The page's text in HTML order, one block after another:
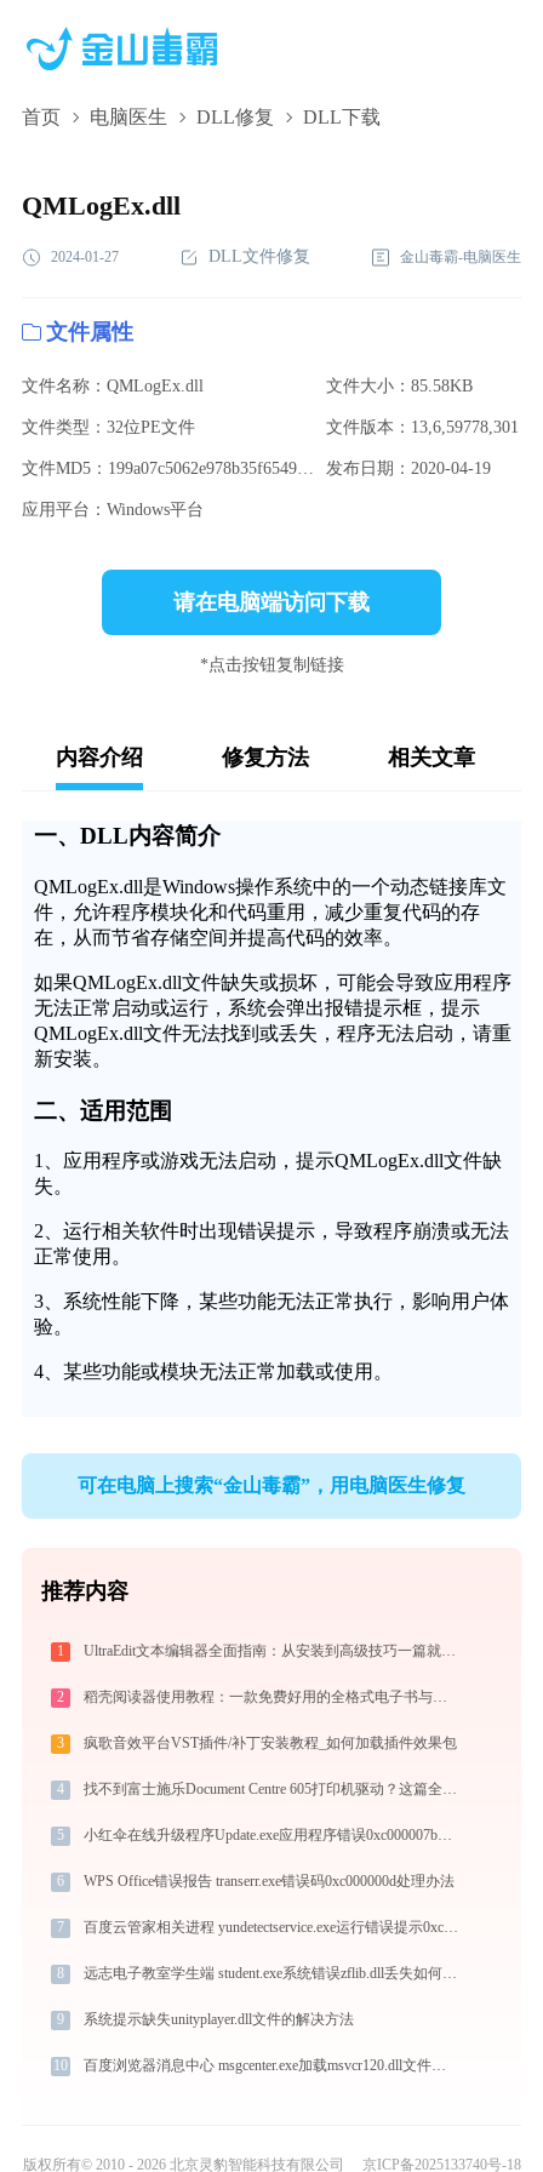
首页 电脑医生 DLL修复 DLL下载
QMLogEx.dll,QMLogEx.dll下载,QMLogEx.dll修复
QMLogEx.dll
2024-01-27 DLL文件修复 金山毒霸-电脑医生
文件属性
文件名称：QMLogEx.dll 文件大小：85.58KB
文件类型：32位PE文件 文件版本：13,6,59778,301
文件MD5：199a07c5062e978b35f6549520b05490 发布日期：2020-04-19
应用平台：Windows平台
请在电脑端访问下载
*点击按钮复制链接
内容介绍 修复方法 相关文章
一、DLL内容简介
QMLogEx.dll是Windows操作系统中的一个动态链接库文
件，允许程序模块化和代码重用，减少重复代码的存
在，从而节省存储空间并提高代码的效率。
如果QMLogEx.dll文件缺失或损坏，可能会导致应用程序
无法正常启动或运行，系统会弹出报错提示框，提示
QMLogEx.dll文件无法找到或丢失，程序无法启动，请重
新安装。
二、适用范围
1、应用程序或游戏无法启动，提示QMLogEx.dll文件缺
失。
2、运行相关软件时出现错误提示，导致程序崩溃或无法
正常使用。
3、系统性能下降，某些功能无法正常执行，影响用户体
验。
4、某些功能或模块无法正常加载或使用。
可在电脑上搜索“金山毒霸”，用电脑医生修复
推荐内容
1 UltraEdit文本编辑器全面指南：从安装到高级技巧一篇就够（附快捷键大全）
2 稻壳阅读器使用教程：一款免费好用的全格式电子书与文档阅读神器
3 疯歌音效平台VST插件/补丁安装教程_如何加载插件效果包
4 找不到富士施乐Document Centre 605打印机驱动？这篇全面下载安装指南帮到你
5 小红伞在线升级程序Update.exe应用程序错误0xc000007b解决方法
6 WPS Office错误报告 transerr.exe错误码0xc000000d处理办法
7 百度云管家相关进程 yundetectservice.exe运行错误提示0xc0000006的解决办法
8 远志电子教室学生端 student.exe系统错误zflib.dll丢失如何解决
9 系统提示缺失unityplayer.dll文件的解决方法
10 百度浏览器消息中心 msgcenter.exe加载msvcr120.dll文件丢失处理办法
版权所有© 2010 - 2026 北京灵豹智能科技有限公司 京ICP备2025133740号-18